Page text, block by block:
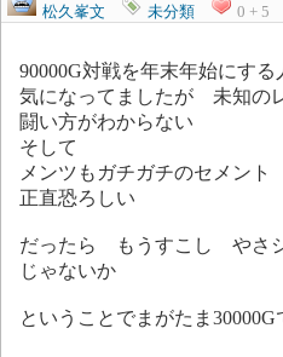
松久峯文 未分類 0 + 5
90000G対戦を年末年始にする
気になってましたが 未知の
闘い方がわからない
そして
メンツもガチガチのセメント
正直恐ろしい
だったら もうすこし やさ
じゃないか
ということでまがたま